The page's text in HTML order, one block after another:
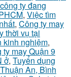
ty đang
, Việc tìm
, Công ty may
thời vụ tại
kinh nghiệm,
ty may Quận 9
ở, Tuyển dụng
An, Bình